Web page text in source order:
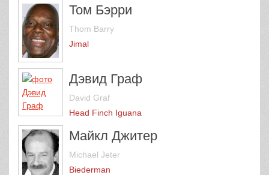
Том Бэрри
Thom Barry
Jimal
Дэвид Граф
David Graf
Head Finch Iguana
Майкл Джитер
Michael Jeter
Biederman